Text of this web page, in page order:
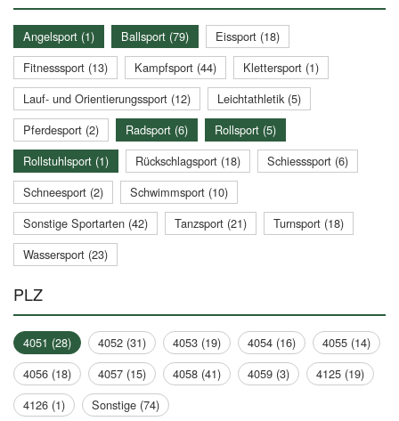
Angelsport (1) Ballsport (79)
Eissport (18)
Fitnesssport (13)
Kampfsport (44)
Klettersport (1)
Lauf- und Orientierungssport (12)
Leichtathletik (5)
Pferdesport (2)
Radsport (6)
Rollsport (5)
Rollstuhlsport (1)
Rückschlagsport (18)
Schiesssport (6)
Schneesport (2)
Schwimmsport (10)
Sonstige Sportarten (42)
Tanzsport (21)
Turnsport (18)
Wassersport (23)
PLZ
4051 (28) 4052 (31) 4053 (19) 4054 (16)
4055 (14)
4056 (18)
4057 (15) 4058 (41) 4059 (3)
4125 (19)
4126 (1)
Sonstige (74)